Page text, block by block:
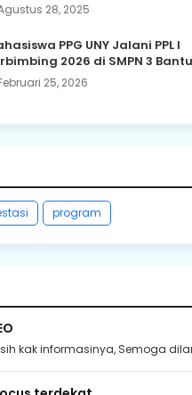
28, 2025
PPG UNY Jalani PPL I
2026 di SMPN 3
25, 2026
program
kak informasinya, Semoga